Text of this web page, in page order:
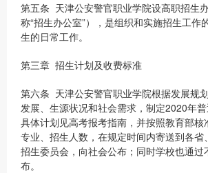
第五条 天津公安警官职业学院设高职招生
称“招生办公室”），是组织和实施招生工作
生的日常工作。
第三章 招生计划及收费标准
第六条 天津公安警官职业学院根据发展规
发展、生源状况和社会需求，制定2020年普
具体计划见高考报考指南，并按照教育部核
专业、招生人数，在规定时间内寄送到各省
招生委员会，向社会公布；同时学校也通过
布。